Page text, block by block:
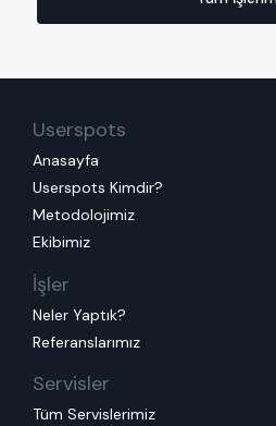
Userspots
Anasayfa
Userspots Kimdir?
Metodolojimiz
Ekibimiz
İşler
Neler Yaptık?
Referanslarımız
Servisler
Tüm Servislerimiz